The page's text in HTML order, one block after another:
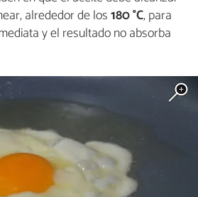
alrededor de los180 °C, para
y el resultado no absorba